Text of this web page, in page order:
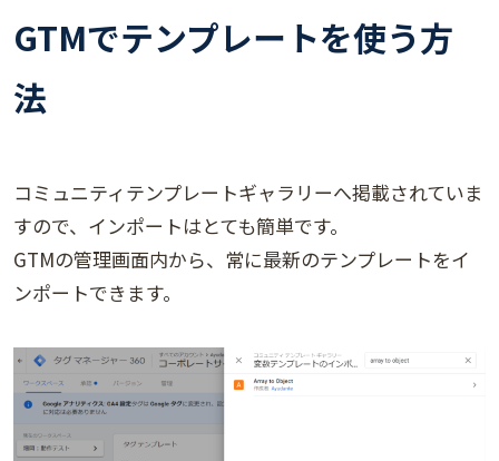
GTMでテンプレートを使う方
法
コミュニティテンプレートギャラリーへ掲載されていま
すので、インポートはとても簡単です。
GTMの管理画面内から、常に最新のテンプレートをイ
ンポートできます。